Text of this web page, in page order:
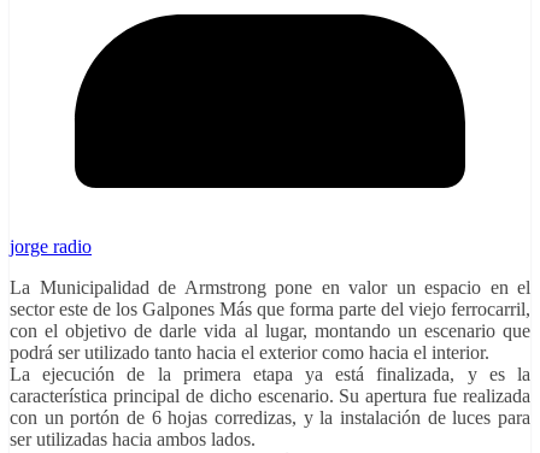
jorge radio
La Municipalidad de Armstrong pone en valor un espacio en el
sector este de los Galpones Más que forma parte del viejo ferrocarril,
con el objetivo de darle vida al lugar, montando un escenario que
podrá ser utilizado tanto hacia el exterior como hacia el interior.
La ejecución de la primera etapa ya está finalizada, y es la
característica principal de dicho escenario. Su apertura fue realizada
con un portón de 6 hojas corredizas, y la instalación de luces para
ser utilizadas hacia ambos lados.